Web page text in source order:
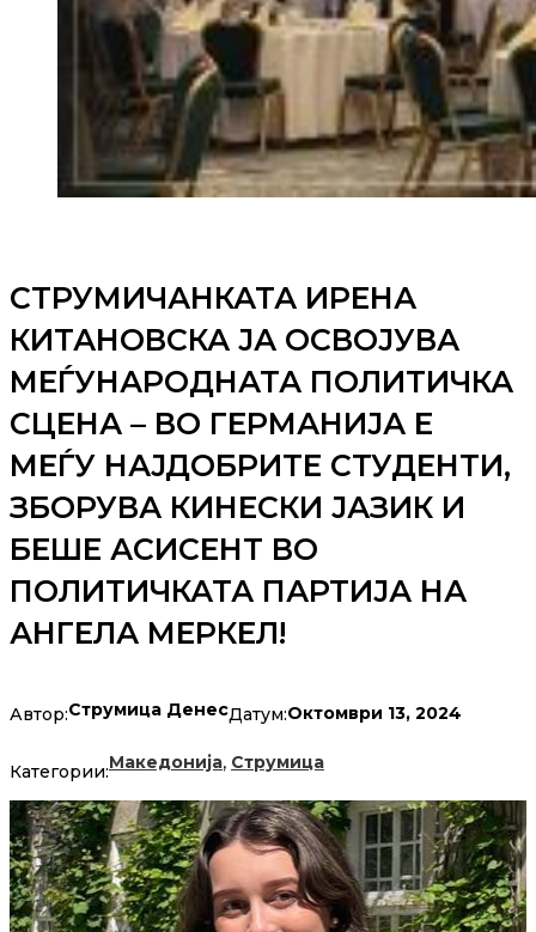
СТРУМИЧАНКАТА ИРЕНА
КИТАНОВСКА ЈА ОСВОЈУВА
МЕЃУНАРОДНАТА ПОЛИТИЧКА
СЦЕНА – ВО ГЕРМАНИЈА Е
МЕЃУ НАЈДОБРИТЕ СТУДЕНТИ,
ЗБОРУВА КИНЕСКИ ЈАЗИК И
БЕШЕ АСИСЕНТ ВО
ПОЛИТИЧКАТА ПАРТИЈА НА
АНГЕЛА МЕРКЕЛ!
Автор:Струмица ДенесДатум:Октомври 13, 2024
Категории:Македонија, Струмица